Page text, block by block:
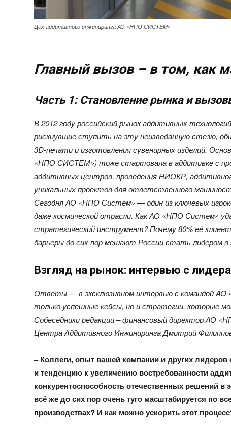
Цех аддитивного инжиниринга АО «НПО СИСТЕМ»
Главный вызов – в том, как
Часть 1: Становление рынка и
В 2012 году российский рынок аддитивных
рискнувшие ступить на эту неизведанную стезю,
3D-печати и изготовления сувенирных изделий.
«НПО СИСТЕМ») тоже стартовала в аддитивке с
аддитивных центров, проведения НИОКР,
уникальных проектов для ответственного
Сегодня АО «НПО Систем» — один из ключевых
даже космической отрасли. Как АО «НПО Систем»
стратегический инструмент? Почему 80% её
барьеры до сих пор мешают России стать лидером
Взгляд на рынок: интервью с
Ответы — в эксклюзивном интервью с командойAO
только успешные кейсы, но и стратегии, которые
Собеседники редакции – финансовый директор АО
Центра Аддитивного Инжиниринга Дмитрий
– Коллеги, опыт вашей компании и других
и тенденцию к увеличению востребованности
конкурентоспособность отечественных решений
всё же до сих пор очень туго масштабируется по
производствах? И как можно ускорить этот